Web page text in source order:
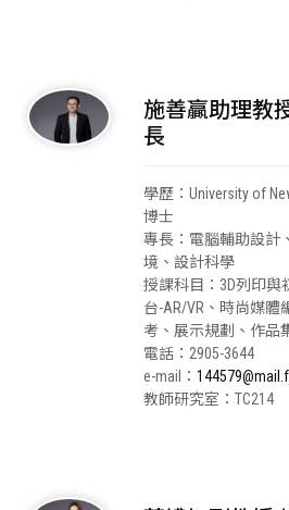
施善贏助理教
長
學歷：University of
博士
專長：電腦輔助設計
境、設計科學
授課科目：3D列印與
台-AR/VR、時尚媒
考、展示規劃、作品
電話：2905-3644
e-mail：
教師研究室：TC214